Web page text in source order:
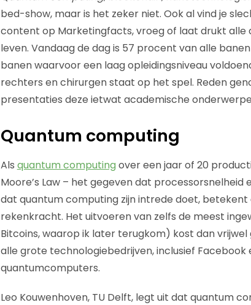
bed-show, maar is het zeker niet. Ook al vind je
content op Marketingfacts, vroeg of laat drukt alle
leven. Vandaag de dag is 57 procent van alle
banen waarvoor een laag opleidingsniveau
rechters en chirurgen staat op het spel. Reden
presentaties deze ietwat academische
Quantum computing
Als quantum computing over een jaar of 20
Moore’s Law – het gegeven dat
dat quantum computing zijn intrede doet,
rekenkracht. Het uitvoeren van zelfs de meest
Bitcoins, waarop ik later terugkom) kost dan
alle grote technologiebedrijven, inclusief
quantumcomputers.
Leo Kouwenhoven, TU Delft, legt uit dat quantum